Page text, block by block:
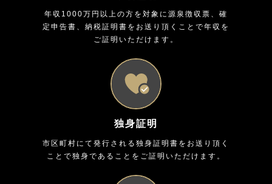
年収1000万円以上の方を対象に源泉徴収票、確
定申告書、納税証明書をお送り頂くことで年収を
ご証明いただけます。
独身証明
市区町村にて発行される独身証明書をお送り頂く
ことで独身であることをご証明いただけます。